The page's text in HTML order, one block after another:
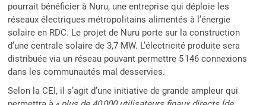
pourrait bénéficier à Nuru, une entreprise qui déploie les
réseaux électriques métropolitains alimentés à l’énergie
solaire en RDC. Le projet de Nuru porte sur la construction
d’une centrale solaire de 3,7 MW. L’électricité produite sera
distribuée via un réseau pouvant permettre 5 146 connexions
dans les communautés mal desservies.
Selon la CEI, il s’agit d’une initiative de grande ampleur qui